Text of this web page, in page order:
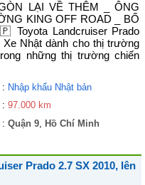
LẠI VỀ THÊM _ ÔNG
KING OFF ROAD _ BỐ
Toyota Landcruiser Prado
Xe Nhật dành cho thị trường
những thị trường chiến
: Nhập khẩu Nhật bản
: 97.000 km
: Quận 9, Hồ Chí Minh
Prado 2.7 SX 2010, lên